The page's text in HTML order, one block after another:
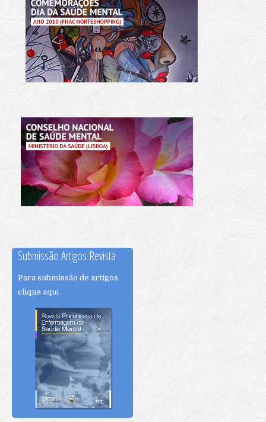
Submissão Artigos Revista
Para submissão de artigos
clique aqui